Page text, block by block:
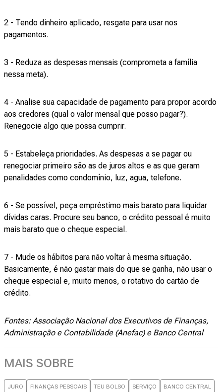
2 - Tendo dinheiro aplicado, resgate para usar nos
pagamentos.
3 - Reduza as despesas mensais (comprometa a família
nessa meta).
4 - Analise sua capacidade de pagamento para propor acordo
aos credores (qual o valor mensal que posso pagar?).
Renegocie algo que possa cumprir.
5 - Estabeleça prioridades. As despesas a se pagar ou
renegociar primeiro são as de juros altos e as que geram
penalidades como condomínio, luz, agua, telefone.
6 - Se possível, peça empréstimo mais barato para liquidar
dívidas caras. Procure seu banco, o crédito pessoal é muito
mais barato que o cheque especial.
7 - Mude os hábitos para não voltar à mesma situação.
Basicamente, é não gastar mais do que se ganha, não usar o
cheque especial e, muito menos, o rotativo do cartão de
crédito.
Fontes: Associação Nacional dos Executivos de Finanças,
Administração e Contabilidade (Anefac) e Banco Central
MAIS SOBRE
JURO FINANÇAS PESSOAIS TEU BOLSO SERVIÇO BANCO CENTRAL